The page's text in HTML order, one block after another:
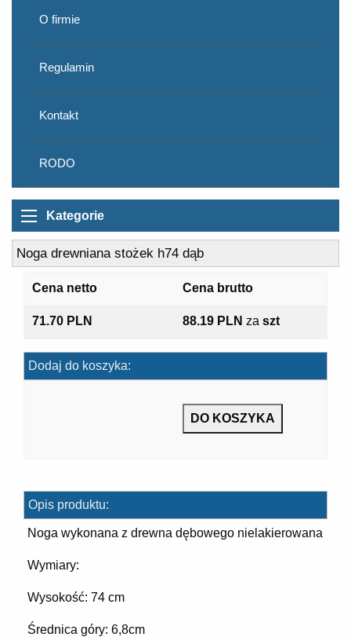
O firmie
Regulamin
Kontakt
RODO
Kategorie
Noga drewniana stożek h74 dąb
Cena netto Cena brutto
71.70 PLN 88.19 PLN za szt
Dodaj do koszyka:
Opis produktu:
Noga wykonana z drewna dębowego nielakierowana
Wymiary:
Wysokość: 74 cm
Średnica góry: 6,8cm